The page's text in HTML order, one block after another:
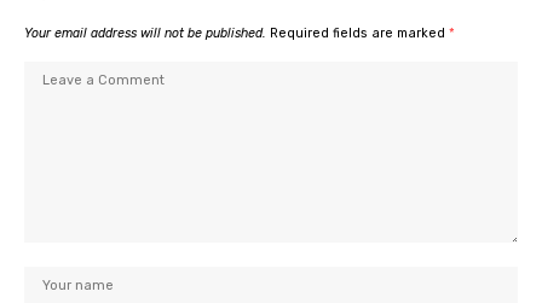
Your email address will not be published. Required fields are marked *